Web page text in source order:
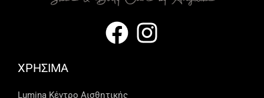
ΧΡΗΣΙΜΑ
Lumina Kέντρο Αισθητικής